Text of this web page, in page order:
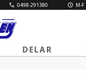
0498-291380 M-
DELAR